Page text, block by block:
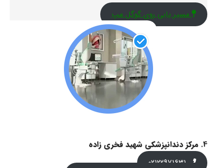
مسیر یابی روی گوگل مپ
4. مرکز دندانپزشکی شهید فخری زاده